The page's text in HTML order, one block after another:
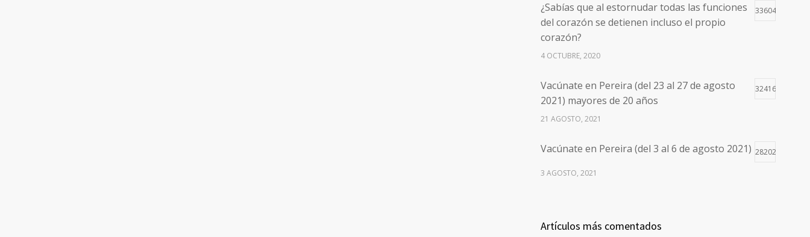
¿Sabías que al estornudar todas las funciones
del corazón se detienen incluso el propio
corazón?
33604
4 OCTUBRE, 2020
Vacúnate en Pereira (del 23 al 27 de agosto
2021) mayores de 20 años
32416
21 AGOSTO, 2021
Vacúnate en Pereira (del 3 al 6 de agosto 2021) 28202
3 AGOSTO, 2021
2021) mayores de 20 años
Artículos más comentados